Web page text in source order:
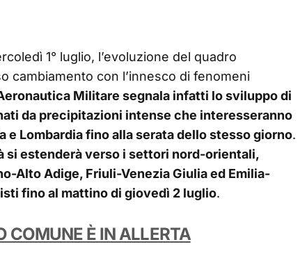
1° luglio, l’evoluzione del quadro
cambiamento con l’innesco di fenomeni
Militare segnala infatti lo sviluppo di
da precipitazioni intense che interesseranno
e Lombardia fino alla serata dello stesso giorno.
si estenderà verso i settori nord-orientali,
Alto Adige, Friuli-Venezia Giulia ed Emilia-
fino al mattino di giovedì 2 luglio.
COMUNE È IN ALLERTA